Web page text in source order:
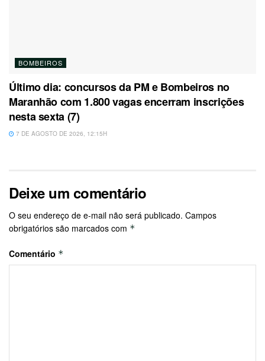
BOMBEIROS
Último dia: concursos da PM e Bombeiros no
Maranhão com 1.800 vagas encerram inscrições
nesta sexta (7)
7 DE AGOSTO DE 2026, 12:15H
Deixe um comentário
O seu endereço de e-mail não será publicado. Campos
obrigatórios são marcados com *
Comentário *